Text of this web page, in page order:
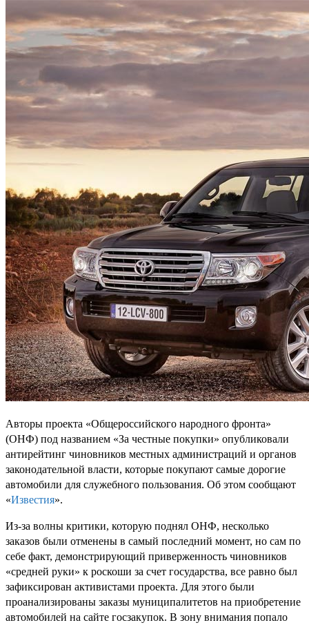
Авторы проекта «Общероссийского народного фронта»
(ОНФ) под названием «За честные покупки» опубликовали
антирейтинг чиновников местных администраций и органов
законодательной власти, которые покупают самые дорогие
автомобили для служебного пользования. Об этом сообщают
«Известия».
Из-за волны критики, которую поднял ОНФ, несколько
заказов были отменены в самый последний момент, но сам по
себе факт, демонстрирующий приверженность чиновников
«средней руки» к роскоши за счет государства, все равно был
зафиксирован активистами проекта. Для этого были
проанализированы заказы муниципалитетов на приобретение
автомобилей на сайте госзакупок. В зону внимания попало